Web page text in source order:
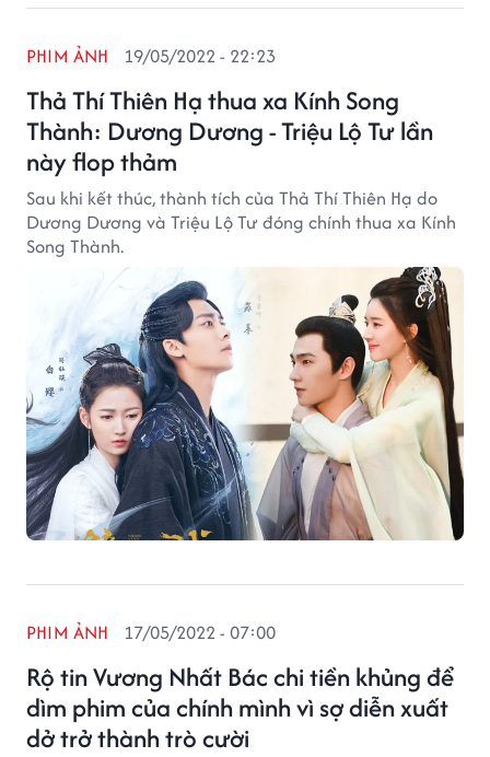
Thả Thí Thiên Hạ thua xa Kính Song
Thành: Dương Dương - Triệu Lộ Tư lần
này flop thảm
PHIM ẢNH 19/05/2022 - 22:23
Sau khi kết thúc, thành tích của Thả Thí Thiên Hạ do
Dương Dương và Triệu Lộ Tư đóng chính thua xa Kính
Song Thành.
Rộ tin Vương Nhất Bác chi tiền khủng để
dìm phim của chính mình vì sợ diễn xuất
dở trở thành trò cười
PHIM ẢNH 17/05/2022 - 07:00